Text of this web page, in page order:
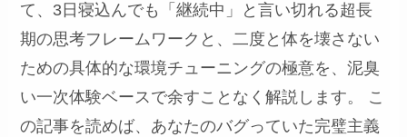
て、3日寝込んでも「継続中」と言い切れる超長
期の思考フレームワークと、二度と体を壊さない
ための具体的な環境チューニングの極意を、泥臭
い一次体験ベースで余すことなく解説します。 こ
の記事を読めば、あなたのバグっていた完璧主義